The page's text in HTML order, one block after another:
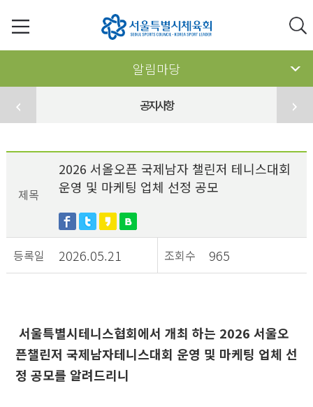
알림마당
공지사항
제목
2026 서올오픈 국제남자 챌린저 테니스대회
운영 및 마케팅 업체 선정 공모
등록일 2026.05.21 조회수 965
서울특별시테니스협회에서 개최 하는 2026 서울오
픈챌린저 국제남자테니스대회 운영 및 마케팅 업체 선
정 공모를 알려드리니